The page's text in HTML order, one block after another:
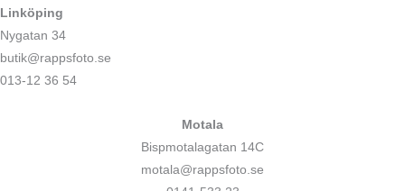
Linköping
Nygatan 34
butik@rappsfoto.se
013-12 36 54
Motala
Bispmotalagatan 14C
motala@rappsfoto.se